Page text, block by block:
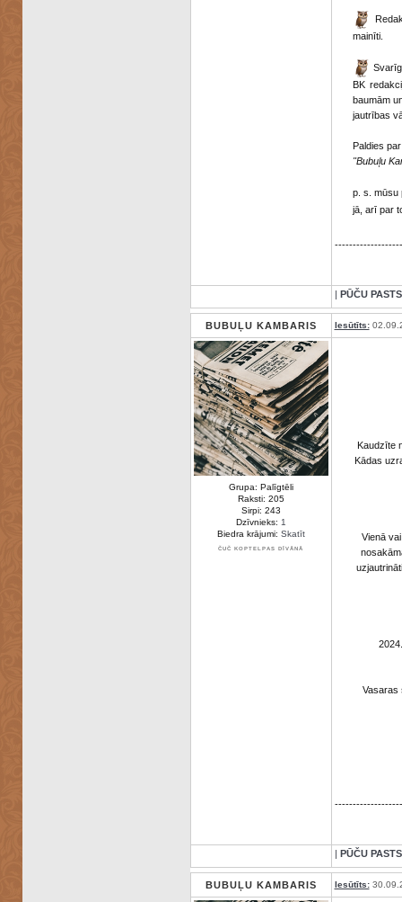
mainīti.
BK
baumām
jautrības
Paldies
"Bubuļu
p. s. mūsu
jā, arī par
| PŪČU PASTS
BUBUĻU KAMBARIS Iesūtīts:
Grupa: Palīgtēli
Raksti: 205
Sirpi: 243
Dzīvnieks: 1
Biedra krājumi: Skatīt
ČUČ KOPTELPAS DĪVĀNĀ
Kaudzīte
Kādas
Vienā
Vasaras
| PŪČU PASTS
BUBUĻU KAMBARIS Iesūtīts: